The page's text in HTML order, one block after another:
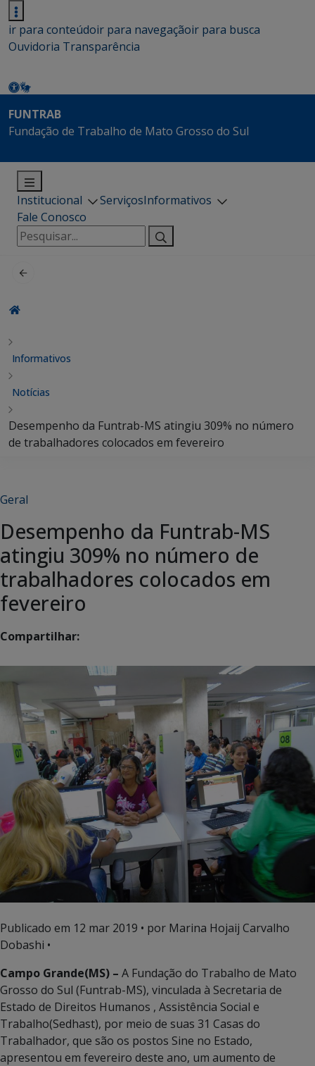
ir para conteúdoir para navegaçãoir para busca
Ouvidoria Transparência
FUNTRAB
Fundação de Trabalho de Mato Grosso do Sul
Institucional ServiçosInformativos
Fale Conosco
Pesquisar
por:
Informativos
Notícias
Desempenho da Funtrab-MS atingiu 309% no número
de trabalhadores colocados em fevereiro
Geral
Desempenho da Funtrab-MS
atingiu 309% no número de
trabalhadores colocados em
fevereiro
Compartilhar:
Publicado em 12 mar 2019 • por Marina Hojaij Carvalho
Dobashi •
Campo Grande(MS) – A Fundação do Trabalho de Mato
Grosso do Sul (Funtrab-MS), vinculada à Secretaria de
Estado de Direitos Humanos , Assistência Social e
Trabalho(Sedhast), por meio de suas 31 Casas do
Trabalhador, que são os postos Sine no Estado,
apresentou em fevereiro deste ano, um aumento de